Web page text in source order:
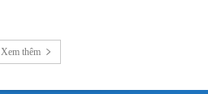
Xem thêm